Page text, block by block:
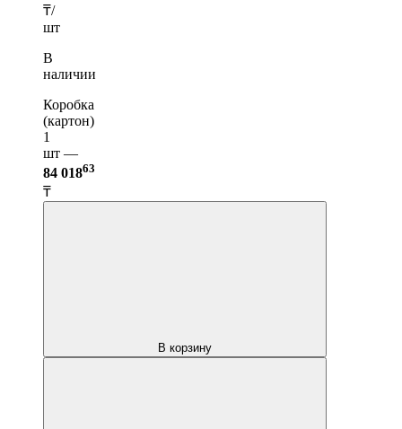
₸/
шт
В
наличии
Коробка
(картон)
1
шт —
84 01863
₸
В корзину